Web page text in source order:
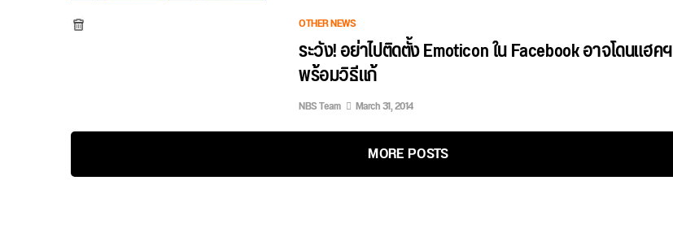
OTHER NEWS
ระวัง! อย่าไปติดตั้ง Emoticon ใน Facebook อาจโดนแฮคฯ
พร้อมวิธีแก้
NBS Team March 31, 2014
MORE POSTS